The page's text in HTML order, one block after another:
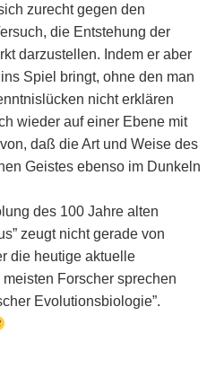
zurecht gegen den
die Entstehung der
darzustellen. Indem er aber
Spiel bringt, ohne den man
nicht erklären
wieder auf einer Ebene mit
daß die Art und Weise des
Geistes ebenso im Dunkeln
des 100 Jahre alten
zeugt nicht gerade von
die heutige aktuelle
Forscher sprechen
Evolutionsbiologie”.